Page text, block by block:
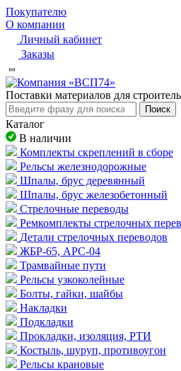
Покупателю
О компании
Личный кабинет
Заказы
Пocтaвки мaтepиaлoв для
Поиск
Каталог
В наличии
Комплекты скреплений в сборе
Рельсы железнодорожные
Шпалы, брус деревянный
Шпалы, брус железобетонный
Стрелочные переводы
Ремкомплекты стрелочных
Детали стрелочных переводов
ЖБР-65, АРС-04
Трамвайные пути
Рельсы узкоколейные
Болты, гайки, шайбы
Накладки
Подкладки
Прокладки, изоляция, РТИ
Костыль, шуруп, противоугон
Рельсы крановые